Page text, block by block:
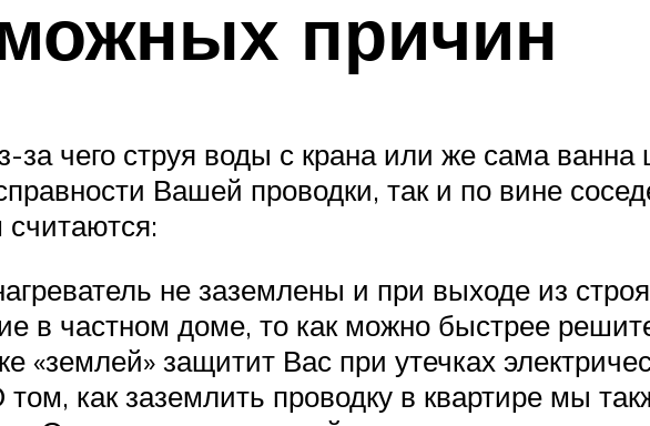
причин
за чего струя воды с крана или же сама
Вашей проводки, так и по вине
не заземлены и при выходе из
в частном доме, то как можно быстрее
«землей» защитит Вас при утечках
как заземлить проводку в квартире мы